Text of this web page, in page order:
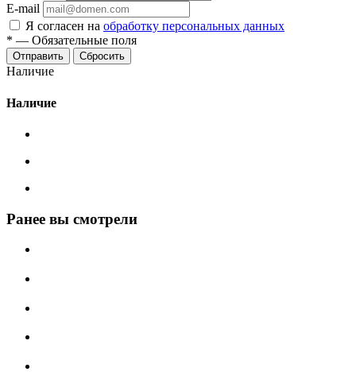
E-mail
Я согласен на обработку персональных данных
* — Обязательные поля
Сбросить
Наличие
Наличие
Ранее вы смотрели